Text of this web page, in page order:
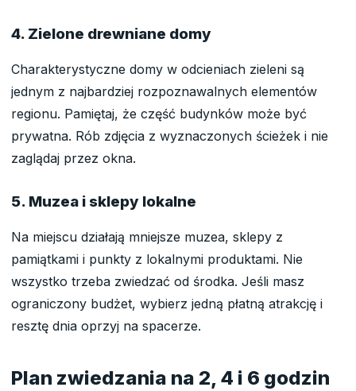
4. Zielone drewniane domy
Charakterystyczne domy w odcieniach zieleni są
jednym z najbardziej rozpoznawalnych elementów
regionu. Pamiętaj, że część budynków może być
prywatna. Rób zdjęcia z wyznaczonych ścieżek i nie
zaglądaj przez okna.
5. Muzea i sklepy lokalne
Na miejscu działają mniejsze muzea, sklepy z
pamiątkami i punkty z lokalnymi produktami. Nie
wszystko trzeba zwiedzać od środka. Jeśli masz
ograniczony budżet, wybierz jedną płatną atrakcję i
resztę dnia oprzyj na spacerze.
Plan zwiedzania na 2, 4 i 6 godzin